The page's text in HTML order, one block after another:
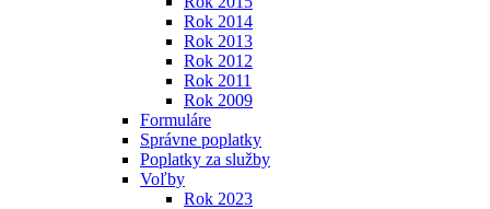
Rok 2014
Rok 2013
Rok 2012
Rok 2011
Rok 2009
Formuláre
Správne poplatky
Poplatky za služby
Voľby
Rok 2023